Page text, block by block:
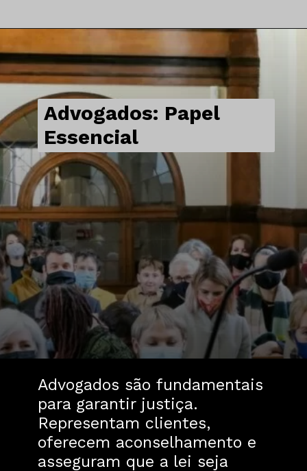
Em 1827, foram criados os
primeiros cursos de Direito
no Brasil. O Dia do
Advogado celebra essa
importante marca na
formação jurídica do país.
Advogados: Papel
Essencial
Advogados são fundamentais
para garantir justiça.
Representam clientes,
oferecem aconselhamento e
asseguram que a lei seja